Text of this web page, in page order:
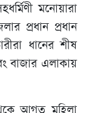
মনোয়ারা
প্রধান প্রধান
ধানের শীষ
বাজার এলাকায়